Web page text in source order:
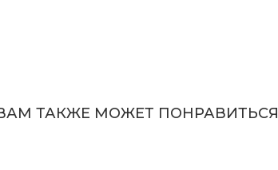
ТАКЖЕ МОЖЕТ ПОНРАВИТЬСЯ